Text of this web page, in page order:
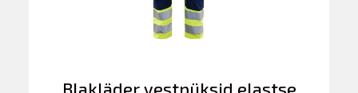
Blakläder vestpüksid elastse